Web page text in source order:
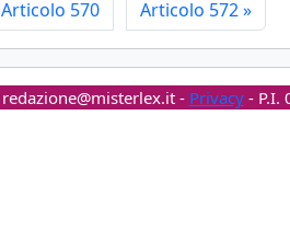
570 Articolo 572»
redazione@misterlex.it- Privacy- P.I.